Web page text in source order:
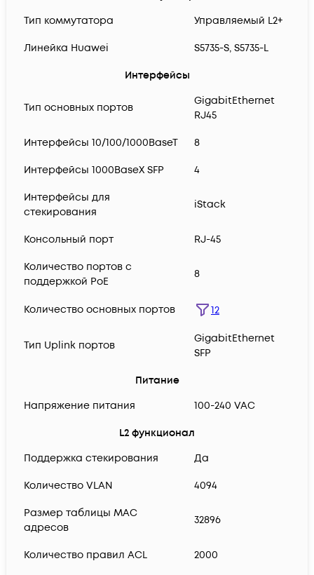
Тип коммутатора
Управляемый L2+
Линейка Huawei S5735-S, S5735-L
Интерфейсы
Тип основных портов
GigabitEthernet
RJ45
Интерфейсы 10/100/1000BaseT 8
Интерфейсы 1000BaseX SFP 4
Интерфейсы для
стекирования
iStack
Консольный порт RJ-45
Количество портов с
поддержкой PoE
8
Количество основных портов 12
Тип Uplink портов
GigabitEthernet
SFP
Питание
Напряжение питания
100-240 VAC
L2 функционал
Поддержка стекирования
Да
Количество VLAN 4094
Размер таблицы MAC
адресов
32896
Количество правил ACL 2000